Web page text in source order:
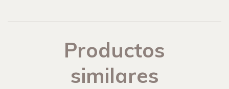
Productos
similares